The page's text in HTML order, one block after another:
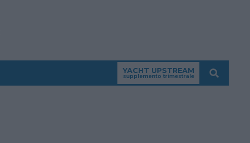
YACHT UPSTREAM
supplemento trimestrale